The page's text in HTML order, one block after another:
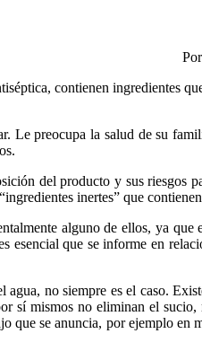
contienen ingredientes
Le preocupa la salud de su
del producto y sus riesgos
inertes” que
alguno de ellos, ya que
esencial que se informe en
no siempre es el caso.
sí mismos no eliminan el
que se anuncia, por ejemplo en